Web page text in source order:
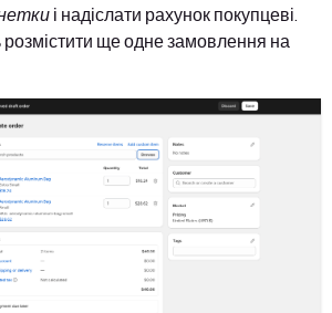
і надіслати рахунок покупцеві.
ще одне замовлення на